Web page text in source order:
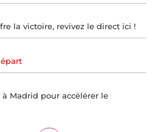
la victoire, revivez le direct ici !
à Madrid pour accélérer le